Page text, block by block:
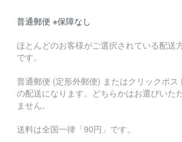
普通郵便 ※保障なし
ほとんどのお客様がご選択されている配送
です。
普通郵便 (定形外郵便) またはクリックポス
の配送になります。どちらかはお選びいた
ません。
送料は全国一律「90円」です。